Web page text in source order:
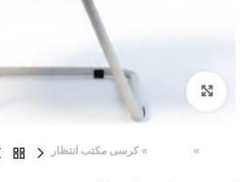
Click to enlarge
»
» كرسى مكتب انتظار